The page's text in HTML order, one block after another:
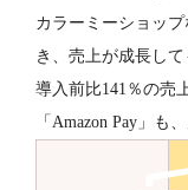
カラーミーショッ
き、売上が成長し
導入前比141％の売
「Amazon Pay」も